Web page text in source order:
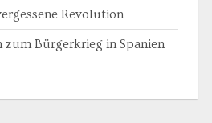
Revolution
zum Bürgerkrieg in Spanien